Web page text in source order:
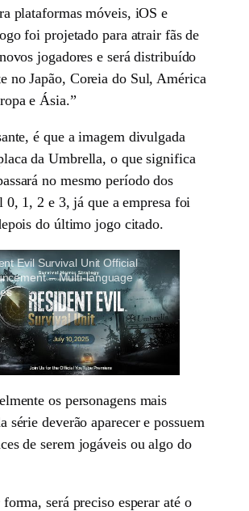
plataformas móveis, iOS e
foi projetado para atrair fãs de
jogadores e será distribuído
no Japão, Coreia do Sul, América
e Ásia.”
é que a imagem divulgada
da Umbrella, o que significa
no mesmo período dos
0, 1, 2 e 3, já que a empresa foi
do último jogo citado.
Evil Survival Unit Official
– Multi-language
os personagens mais
série deverão aparecer e possuem
de serem jogáveis ou algo do
será preciso esperar até o